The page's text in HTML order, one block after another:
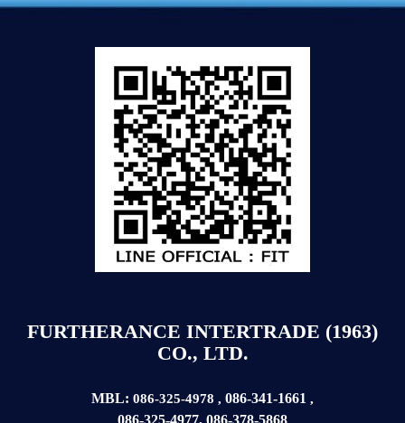
FURTHERANCE INTERTRADE (1963)
CO., LTD.
MBL: 086-325-4978 , 086-341-1661 ,
086-325-4977, 086-378-5868